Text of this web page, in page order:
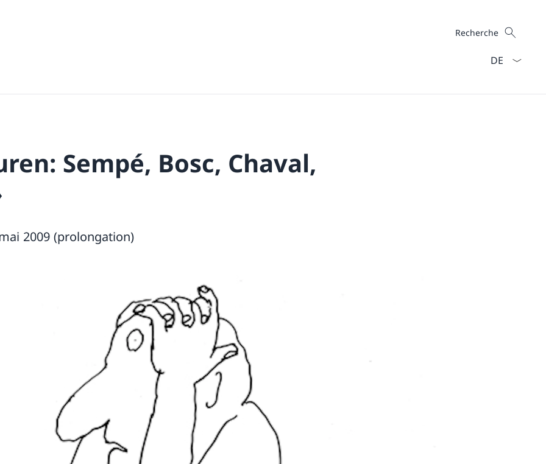
Recherche
Recherche
Sempé, Bosc, Chaval,
2009 (prolongation)